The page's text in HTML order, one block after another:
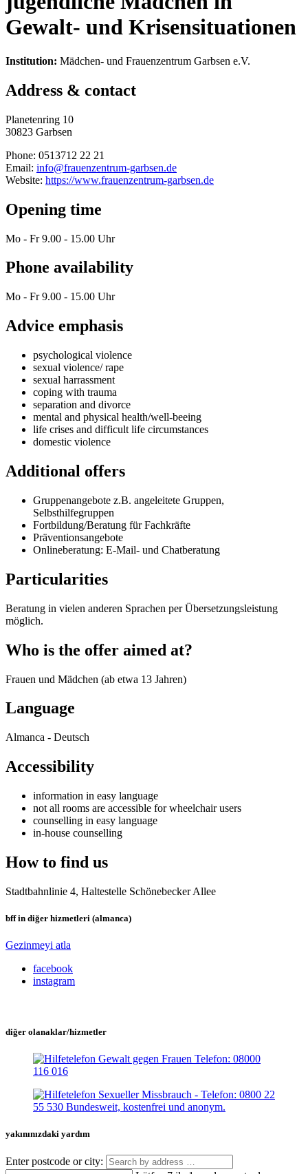
Gewalt- und Krisensituationen
Institution: Mädchen- und Frauenzentrum Garbsen e.V.
Address & contact
Planetenring 10
30823 Garbsen
Phone: 0513712 22 21
Email: info@frauenzentrum-garbsen.de
Website: https://www.frauenzentrum-garbsen.de
Opening time
Mo - Fr 9.00 - 15.00 Uhr
Phone availability
Mo - Fr 9.00 - 15.00 Uhr
Advice emphasis
psychological violence
sexual violence/ rape
sexual harrassment
coping with trauma
separation and divorce
mental and physical health/well-beeing
life crises and difficult life circumstances
domestic violence
Additional offers
Gruppenangebote z.B. angeleitete Gruppen,
Selbsthilfegruppen
Fortbildung/Beratung für Fachkräfte
Präventionsangebote
Onlineberatung: E-Mail- und Chatberatung
Particularities
Beratung in vielen anderen Sprachen per Übersetzungsleistung
möglich.
Who is the offer aimed at?
Frauen und Mädchen (ab etwa 13 Jahren)
Language
Almanca - Deutsch
Accessibility
information in easy language
not all rooms are accessible for wheelchair users
counselling in easy language
in-house counselling
How to find us
Stadtbahnlinie 4, Haltestelle Schönebecker Allee
bff in diğer hizmetleri (almanca)
Gezinmeyi atla
facebook
instagram
diğer olanaklar/hizmetler
yakınınızdaki yardım
Enter postcode or city: